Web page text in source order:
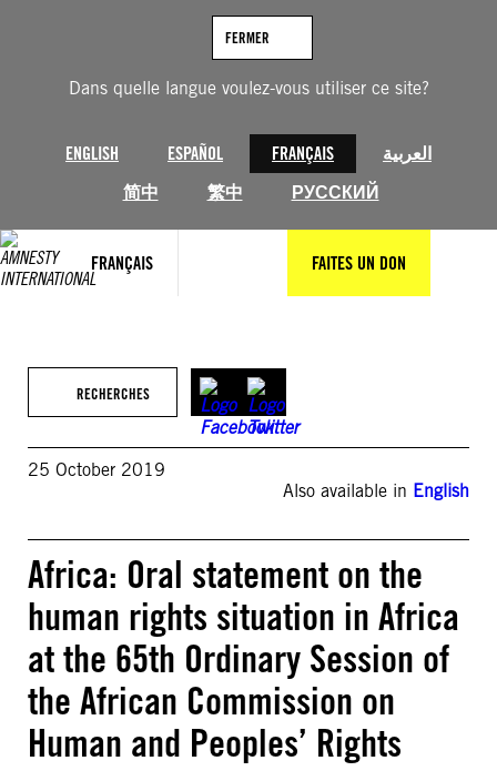
Dans quelle langue voulez-vous utiliser ce site?
ENGLISH ESPAÑOL FRANÇAIS
العربية
简中
繁中 РУССКИЙ
FERMER
FRANÇAIS FAITES UN DON
RECHERCHES
25 October 2019
Also available in English
Africa: Oral statement on the
human rights situation in Africa
at the 65th Ordinary Session of
the African Commission on
Human and Peoples’ Rights